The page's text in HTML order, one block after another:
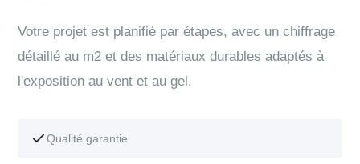
Votre projet est planifié par étapes, avec un chiffrage
détaillé au m2 et des matériaux durables adaptés à
l'exposition au vent et au gel.
Qualité garantie